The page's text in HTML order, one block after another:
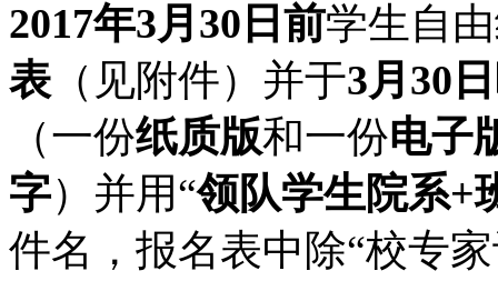
2017年3月30 日前学生自
表 （见附件）并于3月30
（一份纸质版和一份电子
字）并用“领队学生院系+
件名，报名表中除“校专